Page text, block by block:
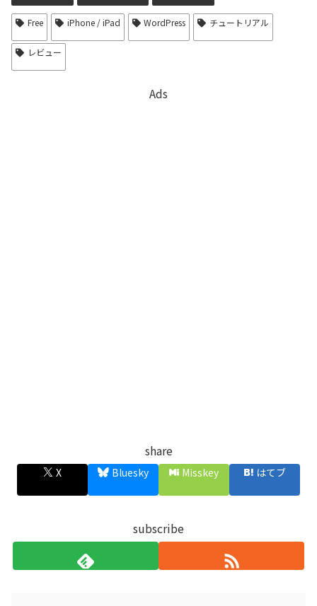
Free iPhone / iPad WordPress チュートリアル
レビュー
Ads
share
X Bluesky Misskey はてブ
subscribe